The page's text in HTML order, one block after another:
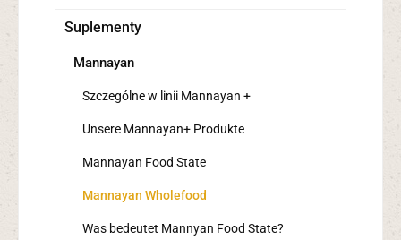
Suplementy
Mannayan
Szczególne w linii Mannayan +
Unsere Mannayan+ Produkte
Mannayan Food State
Mannayan Wholefood
Was bedeutet Mannyan Food State?